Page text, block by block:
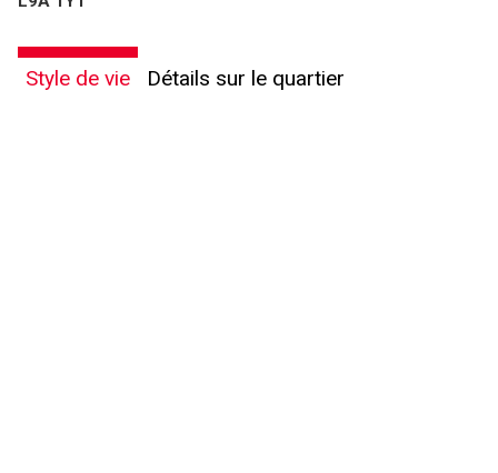
Style de vie Détails sur le quartier